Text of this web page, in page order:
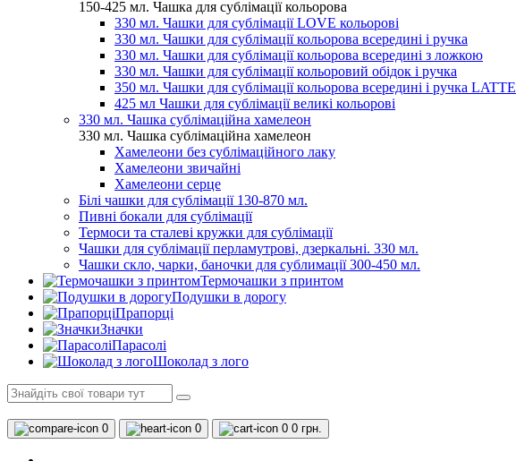
150-425 мл. Чашка для сублімації кольорова
330 мл. Чашки для сублімації LOVE кольорові
330 мл. Чашки для сублімації кольорова всередині і ручка
330 мл. Чашки для сублімації кольорова всередині з ложкою
330 мл. Чашки для сублімації кольоровий обідок і ручка
350 мл. Чашки для сублімації кольорова всередині і ручка LATTE
425 мл Чашки для сублімації великі кольорові
330 мл. Чашка сублімаційна хамелеон
330 мл. Чашка сублімаційна хамелеон
Хамелеони без сублімаційного лаку
Хамелеони звичайні
Хамелеони серце
Білі чашки для сублімації 130-870 мл.
Пивні бокали для сублімації
Термоси та сталеві кружки для сублімації
Чашки для сублімації перламутрові, дзеркальні. 330 мл.
Чашки скло, чарки, баночки для сублимації 300-450 мл.
Термочашки з принтом
Подушки в дорогу
Прапорці
Значки
Парасолі
Шоколад з лого
0 0 0 0 грн.